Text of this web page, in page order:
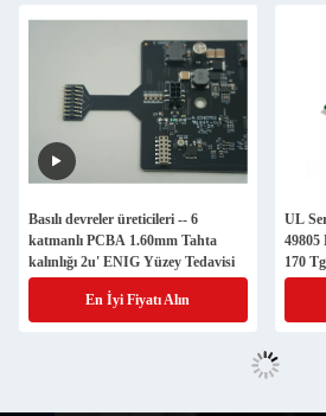
Basılı devreler üreticileri -- 6
katmanlı PCBA 1.60mm Tahta
kalınlığı 2u' ENIG Yüzey Tedavisi
En İyi Fiyatı Alın
UL
49805
170
Ürünü